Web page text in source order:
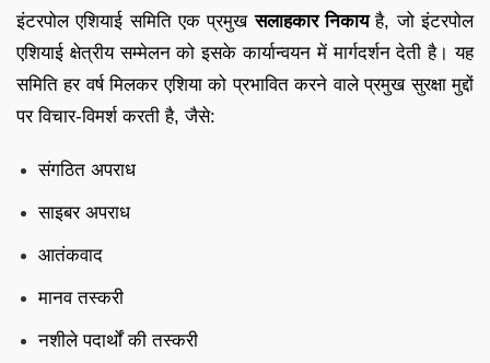
इंटरपोल एशियाई समिति एक प्रमुखसलाहकार निकायहै, जो इंटरपोल
एशियाई क्षेत्रीय सम्मेलन को इसके कार्यान्वयन में मार्गदर्शन देती है। यह
समिति हर वर्ष मिलकर एशिया को प्रभावित करने वाले प्रमुख सुरक्षा मुद्दों
पर विचार-विमर्श करती है, जैसे:
संगठित अपराध
साइबर अपराध
आतंकवाद
मानव तस्करी
नशीले पदार्थों की तस्करी